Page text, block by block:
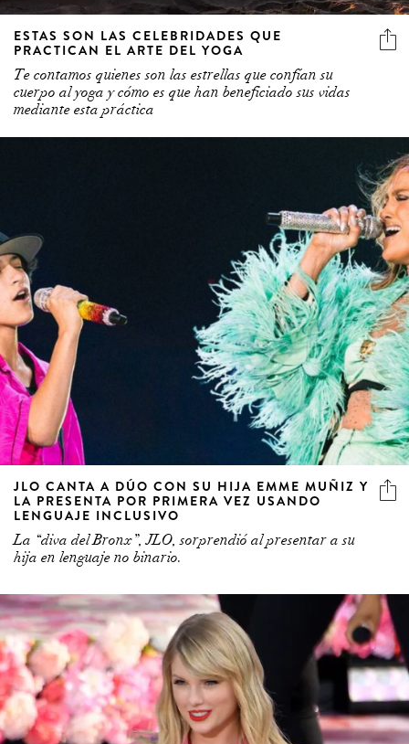
ESTAS SON LAS CELEBRIDADES QUE
PRACTICAN EL ARTE DEL YOGA
Te contamos quienes son las estrellas que confían su
cuerpo al yoga y cómo es que han beneficiado sus vidas
mediante esta práctica
JLO CANTA A DÚO CON SU HIJA EMME MUÑIZ Y
LA PRESENTA POR PRIMERA VEZ USANDO
LENGUAJE INCLUSIVO
La “diva del Bronx”, JLO, sorprendió al presentar a su
hija en lenguaje no binario.